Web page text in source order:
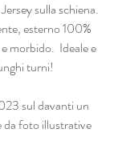
sulla schiena.
esterno 100%
morbido. Ideale e
turni!
sul davanti un
da foto illustrative